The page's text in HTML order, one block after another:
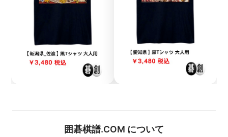
囲碁棋譜.COM について